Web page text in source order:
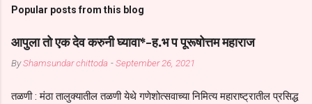
Popular posts from this blog
आपुला तो एक देव करुनी घ्यावा*-ह.भ प पूरूषोत्तम महाराज
ByShamsundar chittoda -September 26, 2021
तळणी : मंठा तालुक्यातील तळणी येथे गणेशोत्सवाच्या निमित्य महाराष्ट्रातील प्रसिद्ध